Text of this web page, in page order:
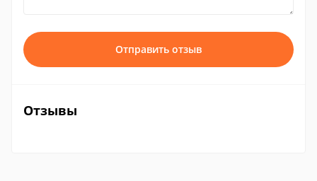
Отправить отзыв
Отзывы